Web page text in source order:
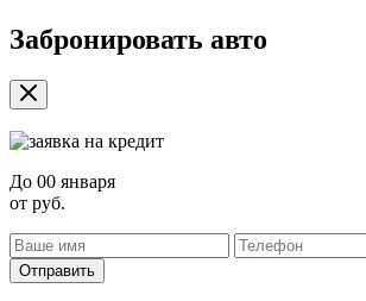
Забронировать авто
До 00 января
от руб.
Отправить